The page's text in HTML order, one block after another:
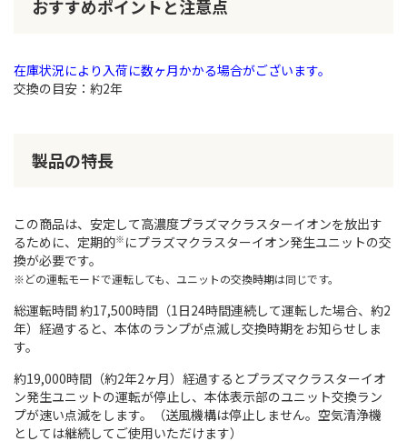
おすすめポイントと注意点
在庫状況により入荷に数ヶ月かかる場合がございます。
交換の目安：約2年
製品の特長
この商品は、安定して高濃度プラズマクラスターイオンを放出す
るために、定期的※ にプラズマクラスターイオン発生ユニットの交
換が必要です。
※どの運転モードで運転しても、ユニットの交換時期は同じです。
総運転時間 約17,500時間（1日24時間連続して運転した場合、約2
年）経過すると、本体のランプが点滅し交換時期をお知らせしま
す。
約19,000時間（約2年2ヶ月）経過するとプラズマクラスターイオ
ン発生ユニットの運転が停止し、本体表示部のユニット交換ラン
プが速い点滅をします。（送風機構は停止しません。空気清浄機
としては継続してご使用いただけます）